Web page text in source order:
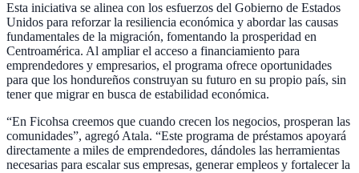
Esta iniciativa se alinea con los esfuerzos del Gobierno de Estados
Unidos para reforzar la resiliencia económica y abordar las causas
fundamentales de la migración, fomentando la prosperidad en
Centroamérica. Al ampliar el acceso a financiamiento para
emprendedores y empresarios, el programa ofrece oportunidades
para que los hondureños construyan su futuro en su propio país, sin
tener que migrar en busca de estabilidad económica.
“En Ficohsa creemos que cuando crecen los negocios, prosperan las
comunidades”, agregó Atala. “Este programa de préstamos apoyará
directamente a miles de emprendedores, dándoles las herramientas
necesarias para escalar sus empresas, generar empleos y fortalecer la